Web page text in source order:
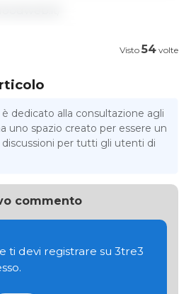
Visto 54 volte
dedicato alla consultazione agli
uno spazio creato per essere un
per tutti gli utenti di
commento
ti devi registrare su 3tre3